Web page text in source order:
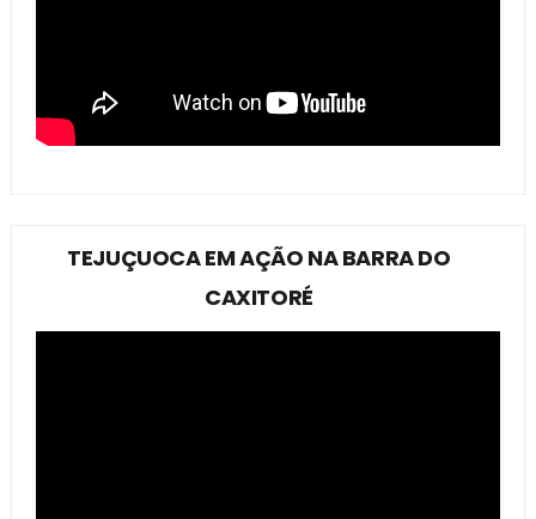
TEJUÇUOCA EM AÇÃO NA BARRA DO
CAXITORÉ